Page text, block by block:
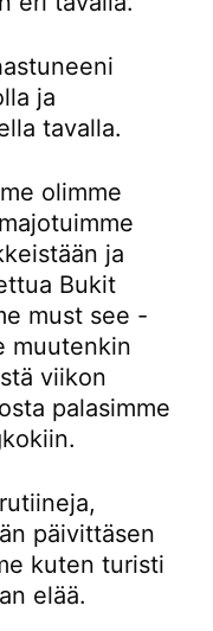
ja
tavalla.
olimme
ja
Bukit
must see -
muutenkin
viikon
palasimme
päivittäsen
kuten turisti
elää.